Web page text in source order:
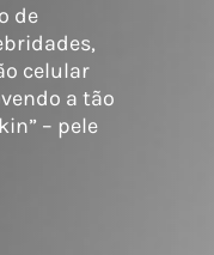
de
celular
a tão
– pele